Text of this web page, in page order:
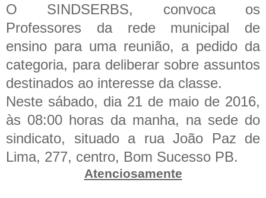
O SINDSERBS, convoca os
Professores da rede municipal de
ensino para uma reunião, a pedido da
categoria, para deliberar sobre assuntos
destinados ao interesse da classe.
Neste sábado, dia 21 de maio de 2016,
às 08:00 horas da manha, na sede do
sindicato, situado a rua João Paz de
Lima, 277, centro, Bom Sucesso PB.
Atenciosamente